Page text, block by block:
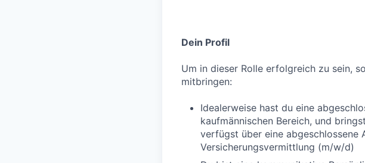
Dein Profil
Um in dieser Rolle erfolgreich zu sein,
mitbringen:
Idealerweise hast du eine
kaufmännischen Bereich, und
verfügst über eine abgeschlossene
Versicherungsvermittlung (m/w/d)